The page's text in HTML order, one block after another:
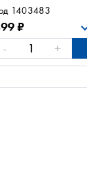
1403483
₽
- +